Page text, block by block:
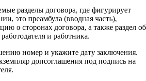
разделы договора, где фигурирует
это преамбула (вводная часть),
о сторонах договора, а также раздел об
и работника.
номер и укажите дату заключения.
допсоглашения под подпись на